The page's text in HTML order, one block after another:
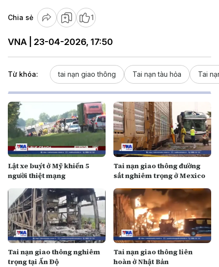
Chia sẻ 1
VNA | 23-04-2026, 17:50
Từ khóa: tai nạn giao thông Tai nạn tàu hỏa Tai
Lật xe buýt ở Mỹ khiến 5
người thiệt mạng
Tai nạn giao thông đường
sắt nghiêm trọng ở Mexico
Tai nạn giao thông nghiêm
trọng tại Ấn Độ
Tai nạn giao thông liên
hoàn ở Nhật Bản